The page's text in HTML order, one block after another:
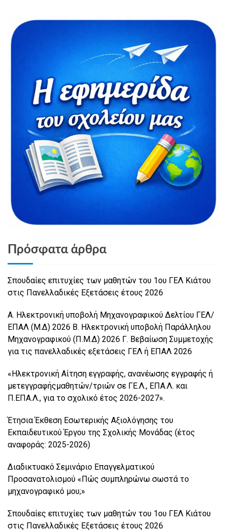
Πρόσφατα άρθρα
Σπουδαίες επιτυχίες των μαθητών του 1ου ΓΕΛ Κιάτου
στις Πανελλαδικές Εξετάσεις έτους 2026
Α. Ηλεκτρονική υποβολή Μηχανογραφικού Δελτίου ΓΕΛ/
ΕΠΑΛ (Μ.Δ) 2026 Β. Ηλεκτρονική υποβολή Παράλληλου
Μηχανογραφικού (Π.Μ.Δ) 2026 Γ. Βεβαίωση Συμμετοχής
για τις πανελλαδικές εξετάσεις ΓΕΛ ή ΕΠΑΛ 2026
«Ηλεκτρονική Αίτηση εγγραφής, ανανέωσης εγγραφής ή
μετεγγραφήςμαθητών/τριών σε ΓΕ.Λ., ΕΠΑ.Λ. και
Π.ΕΠΑ.Λ., για το σχολικό έτος 2026-2027».
Έτησια Έκθεση Εσωτερικής Αξιολόγησης του
Εκπαιδευτικού Έργου της Σχολικής Μονάδας (έτος
αναφοράς: 2025-2026)
Διαδικτυακό Σεμινάριο Επαγγελματικού
Προσανατολισμού «Πώς συμπληρώνω σωστά το
μηχανογραφικό μου;»
Σπουδαίες επιτυχίες των μαθητών του 1ου ΓΕΛ Κιάτου
στις Πανελλαδικές Εξετάσεις έτους 2026